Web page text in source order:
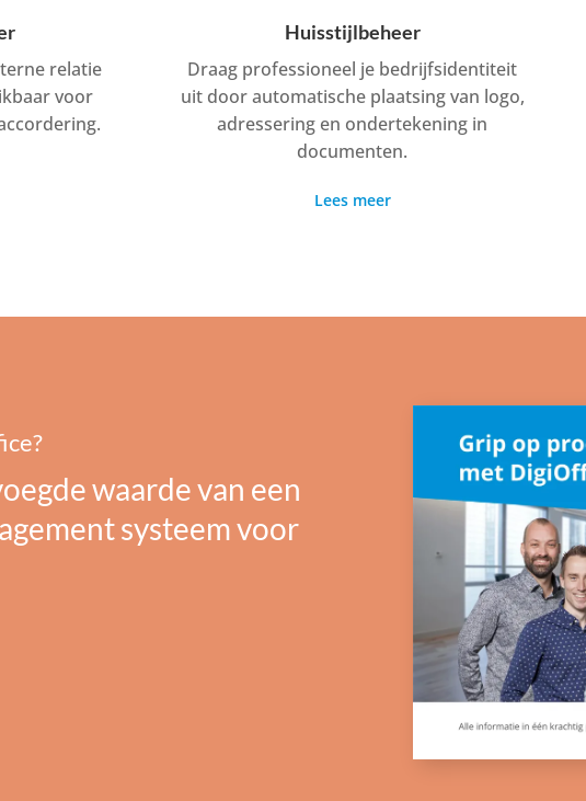
relatie
voor
Huisstijlbeheer
Draag professioneel je bedrijfsidentiteit
uit door automatische plaatsing van logo,
adressering en ondertekening in
documenten.
Lees meer
waarde van een
systeem voor